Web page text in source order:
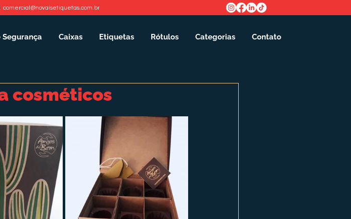
comercial@novaisetiquetas.com.br
Segurança Caixas Etiquetas Rótulos Categorias Contato
cosméticos